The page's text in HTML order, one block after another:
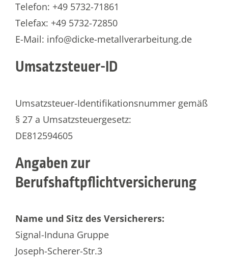
Telefon: +49 5732-71861
Telefax: +49 5732-72850
E-Mail: info@dicke-metallverarbeitung.de
Umsatzsteuer-ID
Umsatzsteuer-Identifikationsnummer gemäß
§ 27 a Umsatzsteuergesetz:
DE812594605
Angaben zur
Berufshaftpflichtversicherung
Name und Sitz des Versicherers:
Signal-Induna Gruppe
Joseph-Scherer-Str.3